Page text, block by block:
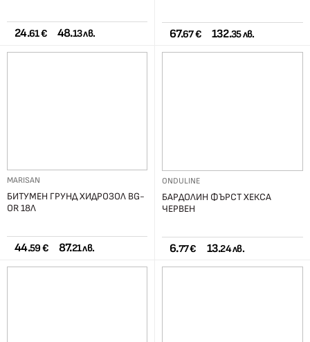
24.61 € 48.13 лв. 67.67 € 132.35 лв.
MARISAN
БИТУМЕН ГРУНД ХИДРОЗОЛ BG-
OR 18Л
44.59 € 87.21 лв.
ONDULINE
БАРДОЛИН ФЪРСТ ХЕКСА
ЧЕРВЕН
6.77 € 13.24 лв.